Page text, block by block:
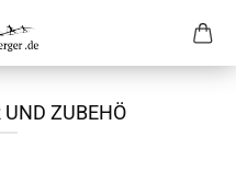
UND ZUBEHÖ